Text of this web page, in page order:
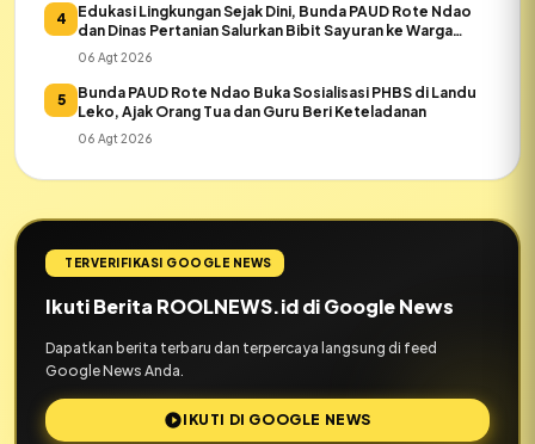
4
Edukasi Lingkungan Sejak Dini, Bunda PAUD Rote Ndao
dan Dinas Pertanian Salurkan Bibit Sayuran ke Warga
Daeloni
06 Agt 2026
5
Bunda PAUD Rote Ndao Buka Sosialisasi PHBS di Landu
Leko, Ajak Orang Tua dan Guru Beri Keteladanan
06 Agt 2026
TERVERIFIKASI GOOGLE NEWS
Ikuti Berita ROOLNEWS.id di Google News
Dapatkan berita terbaru dan terpercaya langsung di feed
Google News Anda.
IKUTI DI GOOGLE NEWS